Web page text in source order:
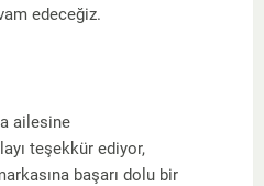
edeceğiz.
ailesine
teşekkür ediyor,
başarı dolu bir